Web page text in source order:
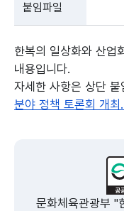
붙임파일
한복의 일상화와 산업
내용입니다.
자세한 사항은 상단 붙
분야 정책 토론회 개
문화체육관광부 "